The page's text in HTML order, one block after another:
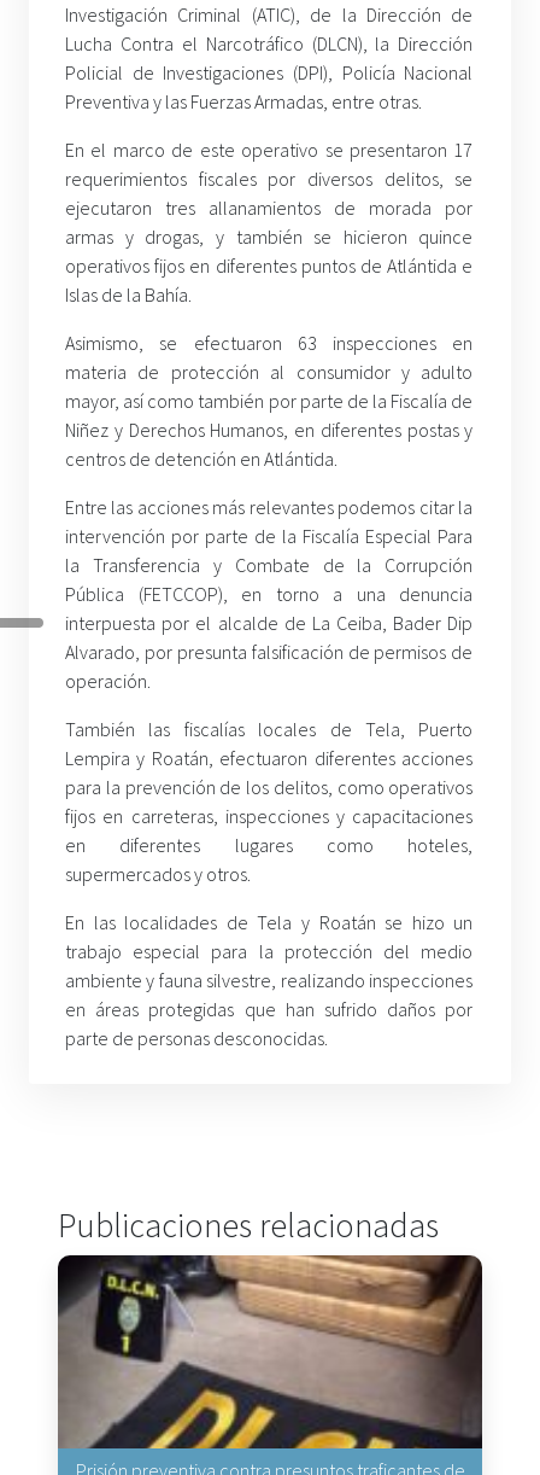
Investigación Criminal (ATIC), de la Dirección de
Lucha Contra el Narcotráfico (DLCN), la Dirección
Policial de Investigaciones (DPI), Policía Nacional
Preventiva y las Fuerzas Armadas, entre otras.
En el marco de este operativo se presentaron 17
requerimientos fiscales por diversos delitos, se
ejecutaron tres allanamientos de morada por
armas y drogas, y también se hicieron quince
operativos fijos en diferentes puntos de Atlántida e
Islas de la Bahía.
Asimismo, se efectuaron 63 inspecciones en
materia de protección al consumidor y adulto
mayor, así como también por parte de la Fiscalía de
Niñez y Derechos Humanos, en diferentes postas y
centros de detención en Atlántida.
Entre las acciones más relevantes podemos citar la
intervención por parte de la Fiscalía Especial Para
la Transferencia y Combate de la Corrupción
Pública (FETCCOP), en torno a una denuncia
interpuesta por el alcalde de La Ceiba, Bader Dip
Alvarado, por presunta falsificación de permisos de
operación.
También las fiscalías locales de Tela, Puerto
Lempira y Roatán, efectuaron diferentes acciones
para la prevención de los delitos, como operativos
fijos en carreteras, inspecciones y capacitaciones
en diferentes lugares como hoteles,
supermercados y otros.
En las localidades de Tela y Roatán se hizo un
trabajo especial para la protección del medio
ambiente y fauna silvestre, realizando inspecciones
en áreas protegidas que han sufrido daños por
parte de personas desconocidas.
Publicaciones relacionadas
Prisión preventiva contra presuntos traficantes de